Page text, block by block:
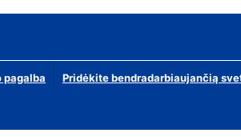
pagalba Pridėkite bendradarbiaujančią